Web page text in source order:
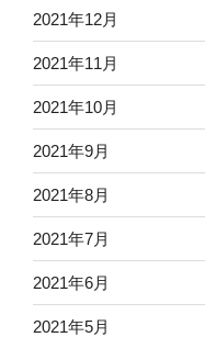
2021年12月
2021年11月
2021年10月
2021年9月
2021年8月
2021年7月
2021年6月
2021年5月